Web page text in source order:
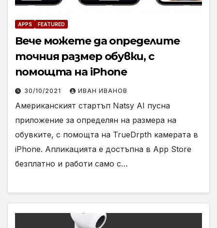
APPS FEATURED
Вече можете да определите
точния размер обувки, с
помощта на iPhone
30/10/2021 ИВАН ИВАНОВ
Американският стартъп Natsy AI пусна
приложение за определян на размера на
обувките, с помощта на TrueDrpth камерата в
iPhone. Апликацията е достъпна в App Store
безплатно и работи само с…